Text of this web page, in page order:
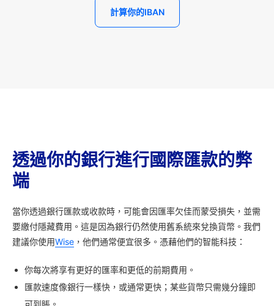
計算你的IBAN
透過你的銀行進行國際匯款的弊
端
當你透過銀行匯款或收款時，可能會因匯率欠佳而蒙受損失，並需
要繳付隱藏費用。這是因為銀行仍然使用舊系統來兌換貨幣。我們
建議你使用Wise ，他們通常便宜很多。憑藉他們的智能科技：
你每次將享有更好的匯率和更低的前期費用。
匯款速度像銀行一樣快，或通常更快；某些貨幣只需幾分鐘即
可到賬。